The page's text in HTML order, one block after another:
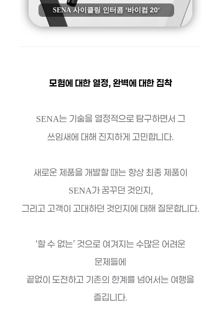
SENA 사이클링 인터콤 ‘바이컴 20‘
모험에 대한 열정, 완벽에 대한 집착
SENA는 기술을 열정적으로 탐구하면서 그
쓰임새에 대해 진지하게 고민합니다.
새로운 제품을 개발할 때는 항상 최종 제품이
SENA가 꿈꾸던 것인지,
그리고 고객이 고대하던 것인지에 대해 질문합니다.
‘할 수 없는’ 것으로 여겨지는 수많은 어려운
문제들에
끝없이 도전하고 기존의 한계를 넘어서는 여행을
즐깁니다.